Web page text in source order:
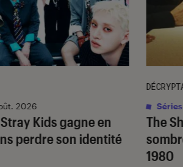
Kids gagne en
perdre son identité
2026
The
1980
Séries